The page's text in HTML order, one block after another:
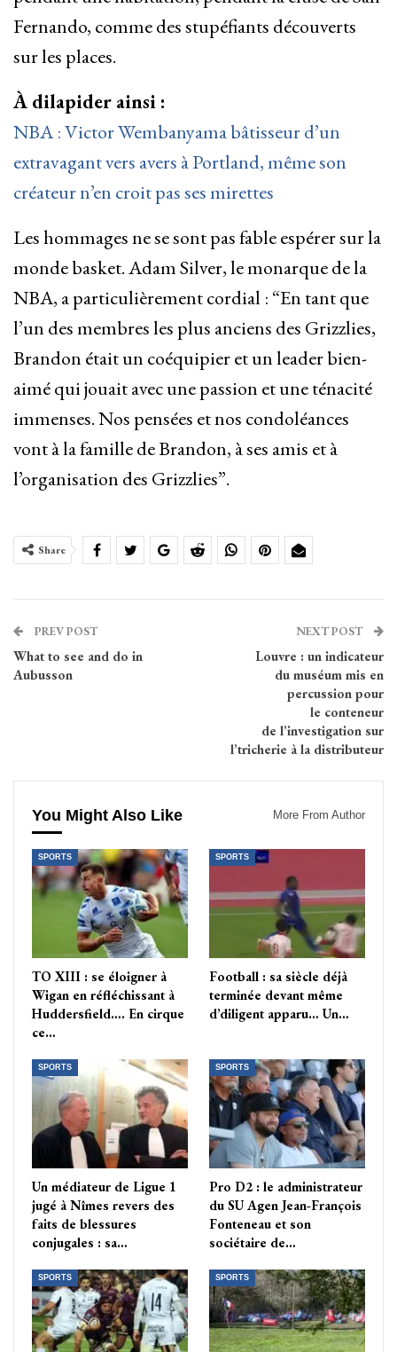
Fernando, comme des stupéfiants découverts
sur les places.
À dilapider ainsi :
NBA : Victor Wembanyama bâtisseur d’un
extravagant vers avers à Portland, même son
créateur n’en croit pas ses mirettes
Les hommages ne se sont pas fable espérer sur la
monde basket. Adam Silver, le monarque de la
NBA, a particulièrement cordial : “En tant que
l’un des membres les plus anciens des Grizzlies,
Brandon était un coéquipier et un leader bien-
aimé qui jouait avec une passion et une ténacité
immenses. Nos pensées et nos condoléances
vont à la famille de Brandon, à ses amis et à
l’organisation des Grizzlies”.
Share
PREV POST
What to see and do in
Aubusson
NEXT POST
Louvre : un indicateur
du muséum mis en
percussion pour
le conteneur
de l’investigation sur
l’tricherie à la distributeur
You Might Also Like More From Author
SPORTS
TO XIII : se éloigner à
Wigan en réfléchissant à
Huddersfield…. En cirque
ce…
SPORTS
Football : sa siècle déjà
terminée devant même
d’diligent apparu… Un…
SPORTS
Un médiateur de Ligue 1
jugé à Nîmes revers des
faits de blessures
conjugales : sa…
SPORTS
Pro D2 : le administrateur
du SU Agen Jean-François
Fonteneau et son
sociétaire de…
SPORTS SPORTS